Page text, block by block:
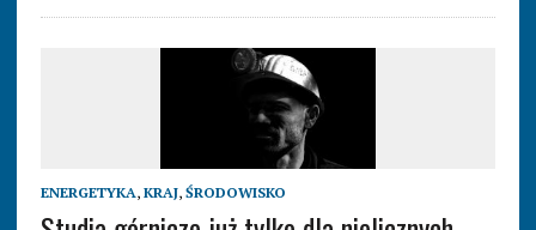
ENERGETYKA, KRAJ, ŚRODOWISKO